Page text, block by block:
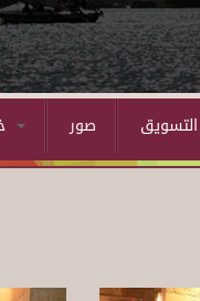
صور التسويق